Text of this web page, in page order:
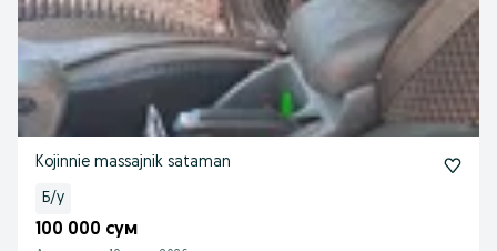
Kojinnie massajnik sataman
Б/у
100 000 сум